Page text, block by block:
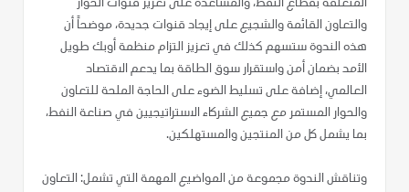
المتعلقة بقطاع النفط، والمساعدة على تعزيز قنوات الحوار
والتعاون القائمة والشجيع على إيجاد قنوات جديدة، موضحاً أن
هذه الندوة ستسهم كذلك في تعزيز التزام منظمة أوبك طويل
الأمد بضمان أمن واستقرار سوق الطاقة بما يدعم الاقتصاد
العالمي، إضافة على تسليط الضوء على الحاجة الملحة للتعاون
والحوار المستمر مع جميع الشركاء الاستراتيجيين في صناعة النفط،
بما يشمل كل من المنتجين والمستهلكين.
وتناقش الندوة مجموعة من المواضيع المهمة التي تشمل: التعاون